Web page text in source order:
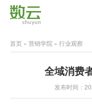
首页 » 营销学院 » 行业观察
全域消费
发布时间：